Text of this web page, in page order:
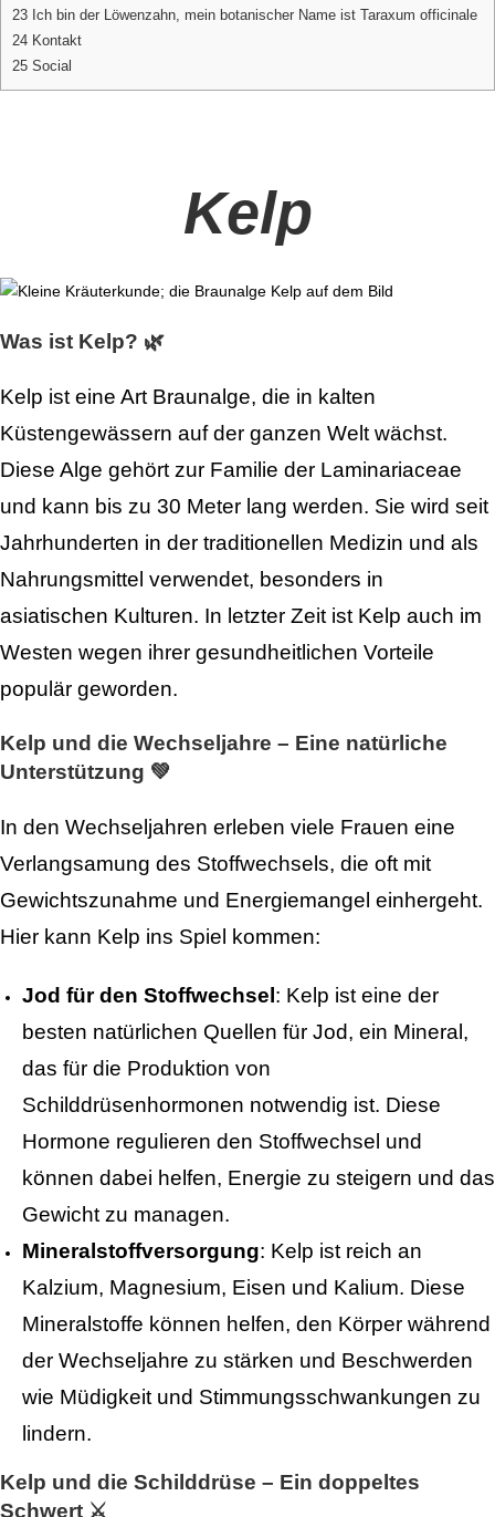
23 Ich bin der Löwenzahn, mein botanischer Name ist Taraxum officinale
24 Kontakt
25 Social
Kelp
Was ist Kelp? 🌿
Kelp ist eine Art Braunalge, die in kalten
Küstengewässern auf der ganzen Welt wächst.
Diese Alge gehört zur Familie der Laminariaceae
und kann bis zu 30 Meter lang werden. Sie wird seit
Jahrhunderten in der traditionellen Medizin und als
Nahrungsmittel verwendet, besonders in
asiatischen Kulturen. In letzter Zeit ist Kelp auch im
Westen wegen ihrer gesundheitlichen Vorteile
populär geworden.
Kelp und die Wechseljahre – Eine natürliche
Unterstützung 💚
In den Wechseljahren erleben viele Frauen eine
Verlangsamung des Stoffwechsels, die oft mit
Gewichtszunahme und Energiemangel einhergeht.
Hier kann Kelp ins Spiel kommen:
Jod für den Stoffwechsel: Kelp ist eine der
besten natürlichen Quellen für Jod, ein Mineral,
das für die Produktion von
Schilddrüsenhormonen notwendig ist. Diese
Hormone regulieren den Stoffwechsel und
können dabei helfen, Energie zu steigern und das
Gewicht zu managen.
Mineralstoffversorgung: Kelp ist reich an
Kalzium, Magnesium, Eisen und Kalium. Diese
Mineralstoffe können helfen, den Körper während
der Wechseljahre zu stärken und Beschwerden
wie Müdigkeit und Stimmungsschwankungen zu
lindern.
Kelp und die Schilddrüse – Ein doppeltes
Schwert ⚔️